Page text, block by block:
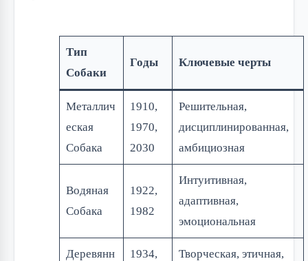
Тип
Собаки
Годы Ключевые черты
Металлич
еская
Собака
1910,
1970,
2030
Решительная,
дисциплинированная,
амбициозная
Водяная
Собака
1922,
1982
Интуитивная,
адаптивная,
эмоциональная
Деревянн
1934,
Творческая, этичная,